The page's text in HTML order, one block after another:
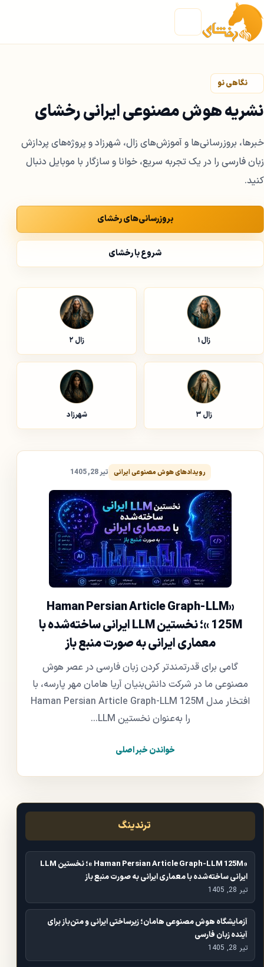
رفتن به محتوا
نگاهی نو
نشریه هوش مصنوعی ایرانی رخشای
خبرها، بروزرسانی‌ها و آموزش‌های زال، شهرزاد و پروژه‌های پردازش
زبان فارسی را در یک تجربه سریع، خوانا و سازگار با موبایل دنبال
کنید.
بروزرسانی‌های رخشای
شروع با رخشای
زال ۱ زال ۲
زال ۳ شهرزاد
رویدادهای هوش مصنوعی ایرانی تیر 28, 1405
«Haman Persian Article Graph-LLM
125M »؛ نخستین LLM ایرانی ساخته‌شده با
معماری ایرانی به صورت منبع باز
گامی برای قدرتمندتر کردن زبان فارسی در عصر هوش
مصنوعی ما در شرکت دانش‌بنیان آریا هامان مهر پارسه، با
افتخار مدل Haman Persian Article Graph-LLM 125M
را به‌عنوان نخستین LLM...
خواندن خبر اصلی
ترندینگ
«Haman Persian Article Graph-LLM 125M »؛ نخستین LLM
ایرانی ساخته‌شده با معماری ایرانی به صورت منبع باز
تیر 28, 1405
آزمایشگاه هوش مصنوعی هامان؛ زیرساختی ایرانی و متن‌باز برای
آینده زبان فارسی
تیر 28, 1405